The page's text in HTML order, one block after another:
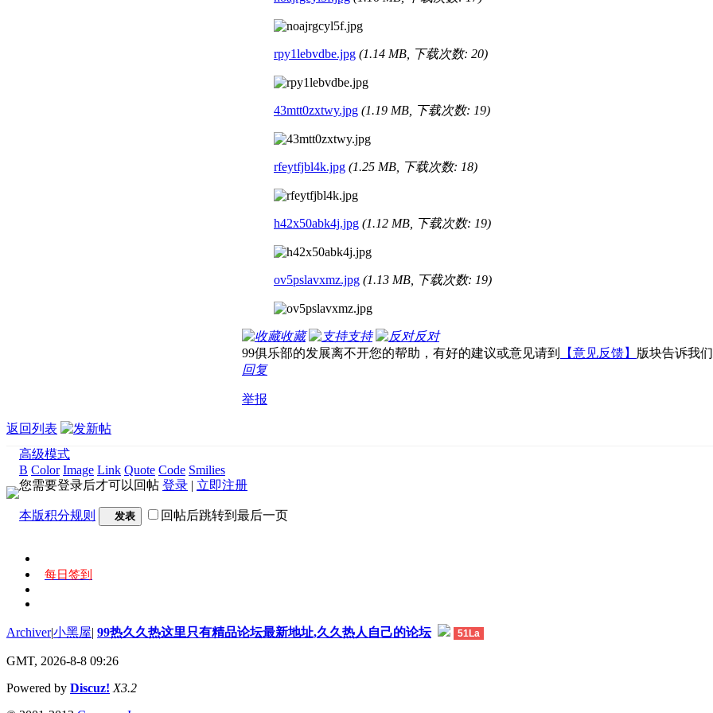
rpy1lebvdbe.jpg (1.14 MB, 下载次数: 20)
43mtt0zxtwy.jpg (1.19 MB, 下载次数: 19)
rfeytfjbl4k.jpg (1.25 MB, 下载次数: 18)
h42x50abk4j.jpg (1.12 MB, 下载次数: 19)
ov5pslavxmz.jpg (1.13 MB, 下载次数: 19)
收藏 支持
反对
99俱乐部的发展离不开您的帮助，有好的建议或意见请到
【意见反馈】 版块告诉我
回复
举报
返回列表
高级模式
B Color Image Link Quote Code Smilies
您需要登录后才可以回帖 登录 | 立即注册
本版积分规则 发表 回帖后跳转到最后一页
每日签到
Archiver|小黑屋| 99热久久热这里只有精品论坛最新地址,久久热人自己的论坛 51La
GMT, 2026-8-8 09:26
Powered by Discuz! X3.2